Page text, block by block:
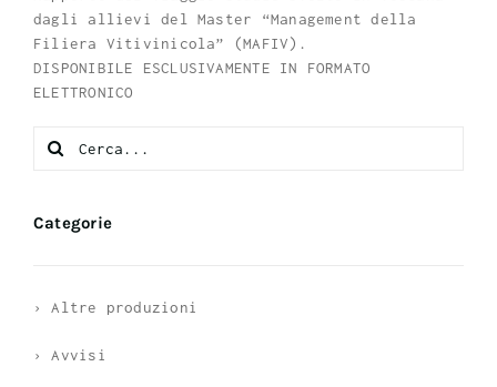
dagli allievi del Master “Management della
Filiera Vitivinicola” (MAFIV).
DISPONIBILE ESCLUSIVAMENTE IN FORMATO
ELETTRONICO
Search
for:
Categorie
› Altre produzioni
› Avvisi